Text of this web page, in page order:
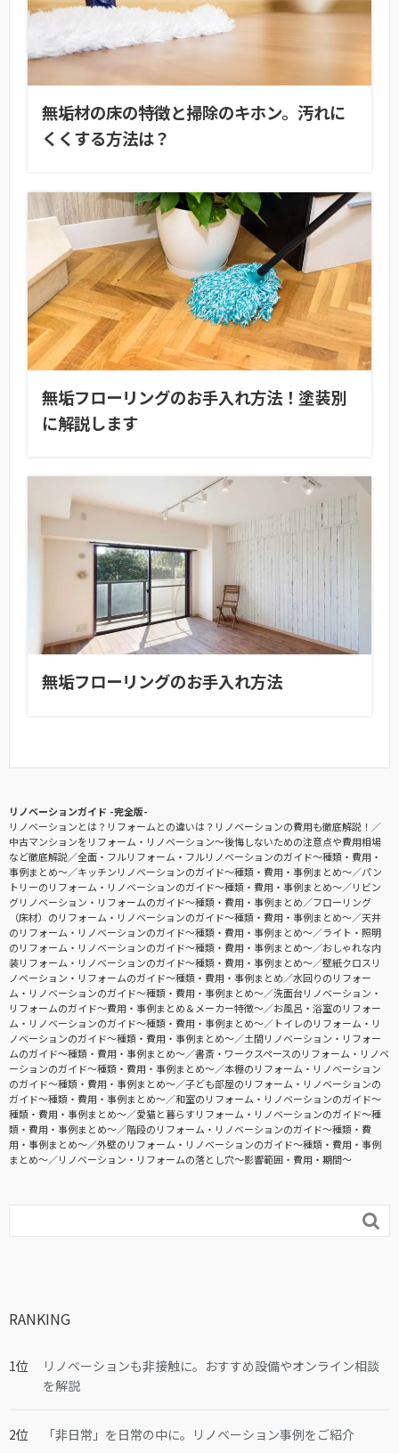
無垢材の床の特徴と掃除のキホン。汚れに
くくする方法は？
無垢フローリングのお手入れ方法！塗装別
に解説します
無垢フローリングのお手入れ方法
リノベーションガイド -完全版-
リノベーションとは？リフォームとの違いは？リノベーションの費用も徹底解説！
中古マンションをリフォーム・リノベーション〜後悔しないための注意点や費用相場
など徹底解説
全面・フルリフォーム・フルリノベーションのガイド〜種類・費用・
事例まとめ〜
キッチンリノベーションのガイド〜種類・費用・事例まとめ〜
パン
トリーのリフォーム・リノベーションのガイド〜種類・費用・事例まとめ〜
リビン
グリノベーション・リフォームのガイド〜種類・費用・事例まとめ
フローリング
（床材）のリフォーム・リノベーションのガイド〜種類・費用・事例まとめ〜
天井
のリフォーム・リノベーションのガイド〜種類・費用・事例まとめ〜
ライト・照明
のリフォーム・リノベーションのガイド〜種類・費用・事例まとめ〜
おしゃれな内
装リフォーム・リノベーションのガイド〜種類・費用・事例まとめ〜
壁紙クロスリ
ノベーション・リフォームのガイド〜種類・費用・事例まとめ
水回りのリフォー
ム・リノベーションのガイド〜種類・費用・事例まとめ〜
洗面台リノベーション・
リフォームのガイド〜費用・事例まとめ＆メーカー特徴〜
お風呂・浴室のリフォー
ム・リノベーションのガイド〜種類・費用・事例まとめ〜
トイレのリフォーム・リ
ノベーションのガイド〜種類・費用・事例まとめ〜
土間リノベーション・リフォー
ムのガイド〜種類・費用・事例まとめ〜
書斎・ワークスペースのリフォーム・リノベ
ーションのガイド〜種類・費用・事例まとめ〜
本棚のリフォーム・リノベーション
のガイド〜種類・費用・事例まとめ〜
子ども部屋のリフォーム・リノベーションの
ガイド〜種類・費用・事例まとめ〜
和室のリフォーム・リノベーションのガイド〜
種類・費用・事例まとめ〜
愛猫と暮らすリフォーム・リノベーションのガイド〜種
類・費用・事例まとめ〜
階段のリフォーム・リノベーションのガイド〜種類・費
用・事例まとめ〜
外壁のリフォーム・リノベーションのガイド〜種類・費用・事例
まとめ〜
リノベーション・リフォームの落とし穴～影響範囲・費用・期間～

RANKING
リノベーションも非接触に。おすすめ設備やオンライン相談
を解説
「非日常」を日常の中に。リノベーション事例をご紹介